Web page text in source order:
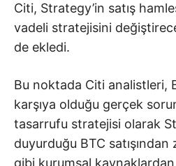
Citi, Strategy’in satış
vadeli stratejisini
de ekledi.
Bu noktada Citi analistleri,
karşıya olduğu gerçek
tasarrufu stratejisi olarak
duyurduğu BTC